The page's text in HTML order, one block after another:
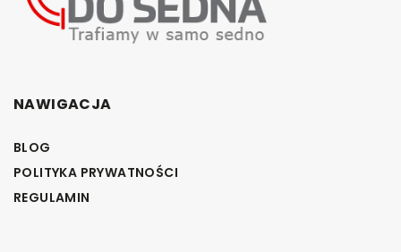
NAWIGACJA
BLOG
POLITYKA PRYWATNOŚCI
REGULAMIN